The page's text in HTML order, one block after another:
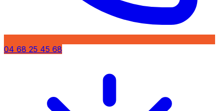
04 68 25 45 68